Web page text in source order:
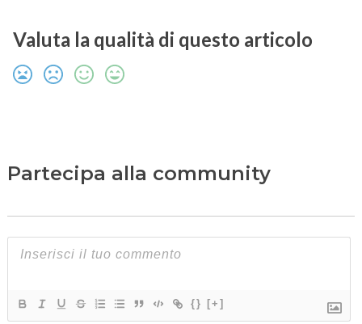
Valuta la qualità di questo articolo
Partecipa alla community
{} [+]